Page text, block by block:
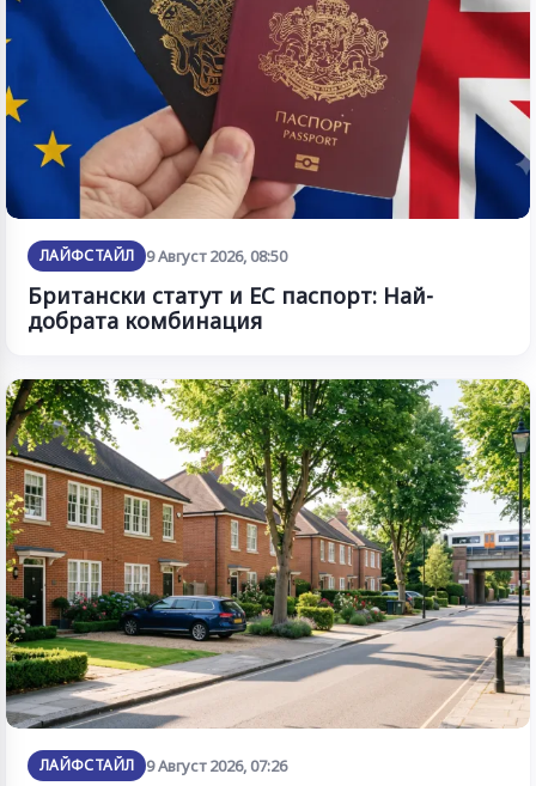
ЛАЙФСТАЙЛ 9 Август 2026, 08:50
Британски статут и ЕС паспорт: Най-
добрата комбинация
ЛАЙФСТАЙЛ 9 Август 2026, 07:26